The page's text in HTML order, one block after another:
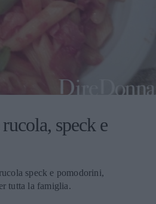
speck e
speck e pomodorini,
tutta la famiglia.